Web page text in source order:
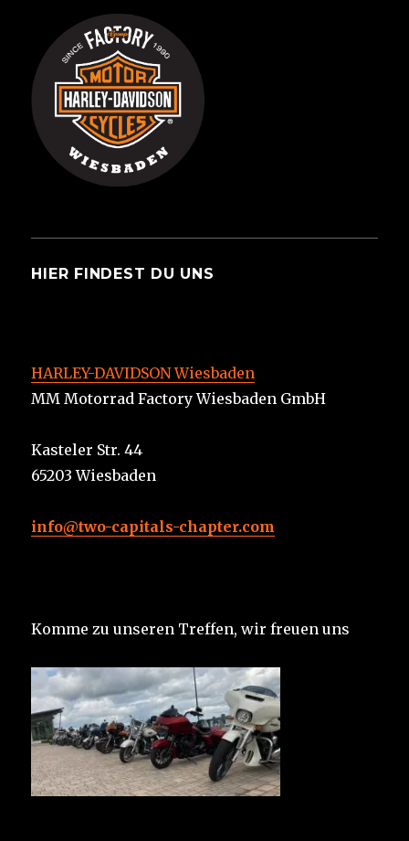
HIER FINDEST DU UNS
HARLEY-DAVIDSON Wiesbaden
MM Motorrad Factory Wiesbaden GmbH
Kasteler Str. 44
65203 Wiesbaden
info@two-capitals-chapter.com
Komme zu unseren Treffen, wir freuen uns